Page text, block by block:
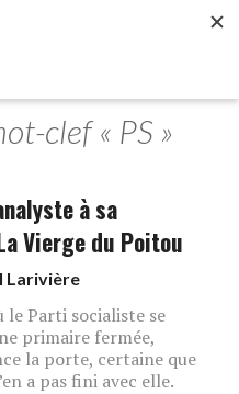
clef « PS »
à sa
Vierge du Poitou
Larivière
le Parti socialiste se
primaire fermée,
la porte, certaine que
a pas fini avec elle.